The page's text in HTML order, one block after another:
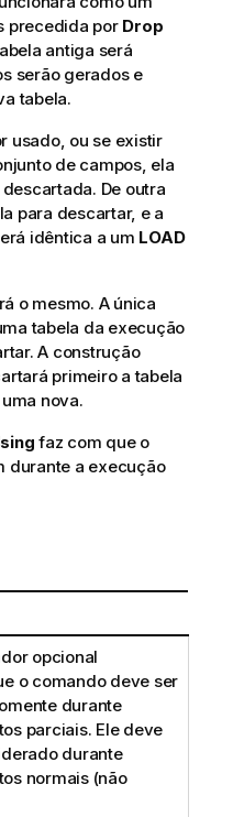
precedida por Drop
antiga será
serão gerados e
tabela.
usado, ou se existir
de campos, ela
De outra
para descartar, e a
idêntica a um LOAD
o mesmo. A única
tabela da execução
A construção
primeiro a tabela
nova.
faz com que o
durante a execução
opcional
o comando deve ser
durante
parciais. Ele deve
durante
normais (não